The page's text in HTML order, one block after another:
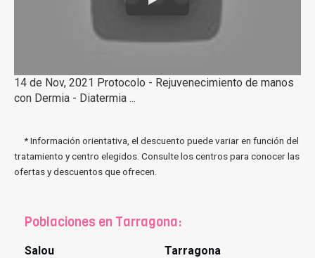
14 de Nov, 2021 Protocolo - Rejuvenecimiento de manos
con Dermia - Diatermia ...
* Información orientativa, el descuento puede variar en función del
tratamiento y centro elegidos. Consulte los centros para conocer las
ofertas y descuentos que ofrecen.
Poblaciones en Tarragona:
Salou Tarragona